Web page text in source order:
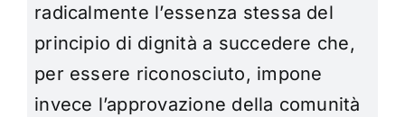
radicalmente l’essenza stessa del
principio di dignità a succedere che,
per essere riconosciuto, impone
invece l’approvazione della comunità